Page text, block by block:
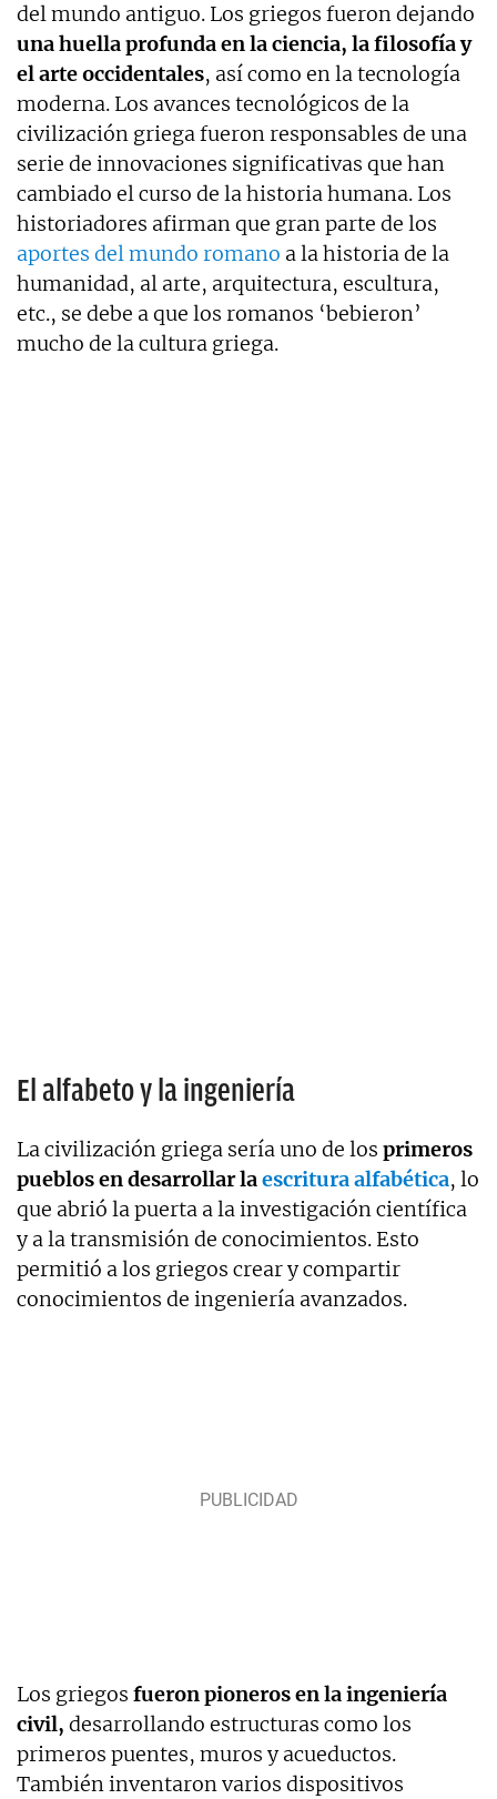
del mundo antiguo. Los griegos fueron dejando
una huella profunda en la ciencia, la filosofía y
el arte occidentales, así como en la tecnología
moderna. Los avances tecnológicos de la
civilización griega fueron responsables de una
serie de innovaciones significativas que han
cambiado el curso de la historia humana. Los
historiadores afirman que gran parte de los
aportes del mundo romano a la historia de la
humanidad, al arte, arquitectura, escultura,
etc., se debe a que los romanos ‘bebieron’
mucho de la cultura griega.
El alfabeto y la ingeniería
La civilización griega sería uno de los primeros
pueblos en desarrollar laescritura alfabética, lo
que abrió la puerta a la investigación científica
y a la transmisión de conocimientos. Esto
permitió a los griegos crear y compartir
conocimientos de ingeniería avanzados.
Los griegos fueron pioneros en la ingeniería
civil, desarrollando estructuras como los
primeros puentes, muros y acueductos.
También inventaron varios dispositivos